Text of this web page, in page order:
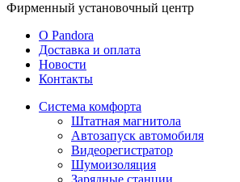
Фирменный установочный центр
O Pandora
Доставка и оплата
Новости
Контакты
Система комфорта
Штатная магнитола
Автозапуск автомобиля
Видеорегистратор
Шумоизоляция
Зарядные станции